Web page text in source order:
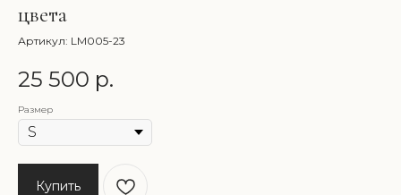
цвета
Артикул: LM005-23
25 500 р.
Размер
Купить